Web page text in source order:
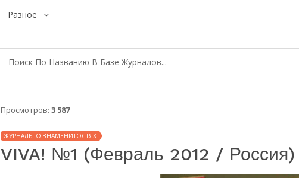
Разное
Просмотров: 3 587
ЖУРНАЛЫ О ЗНАМЕНИТОСТЯХ
VIVA! №1 (февраль 2012 / Россия)